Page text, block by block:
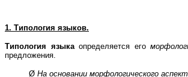
1. Типология языков.
Типология языкаопределяется его
предложения.
Ø На основании морфологического